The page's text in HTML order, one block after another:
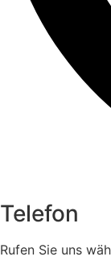
Telefon
Rufen Sie uns